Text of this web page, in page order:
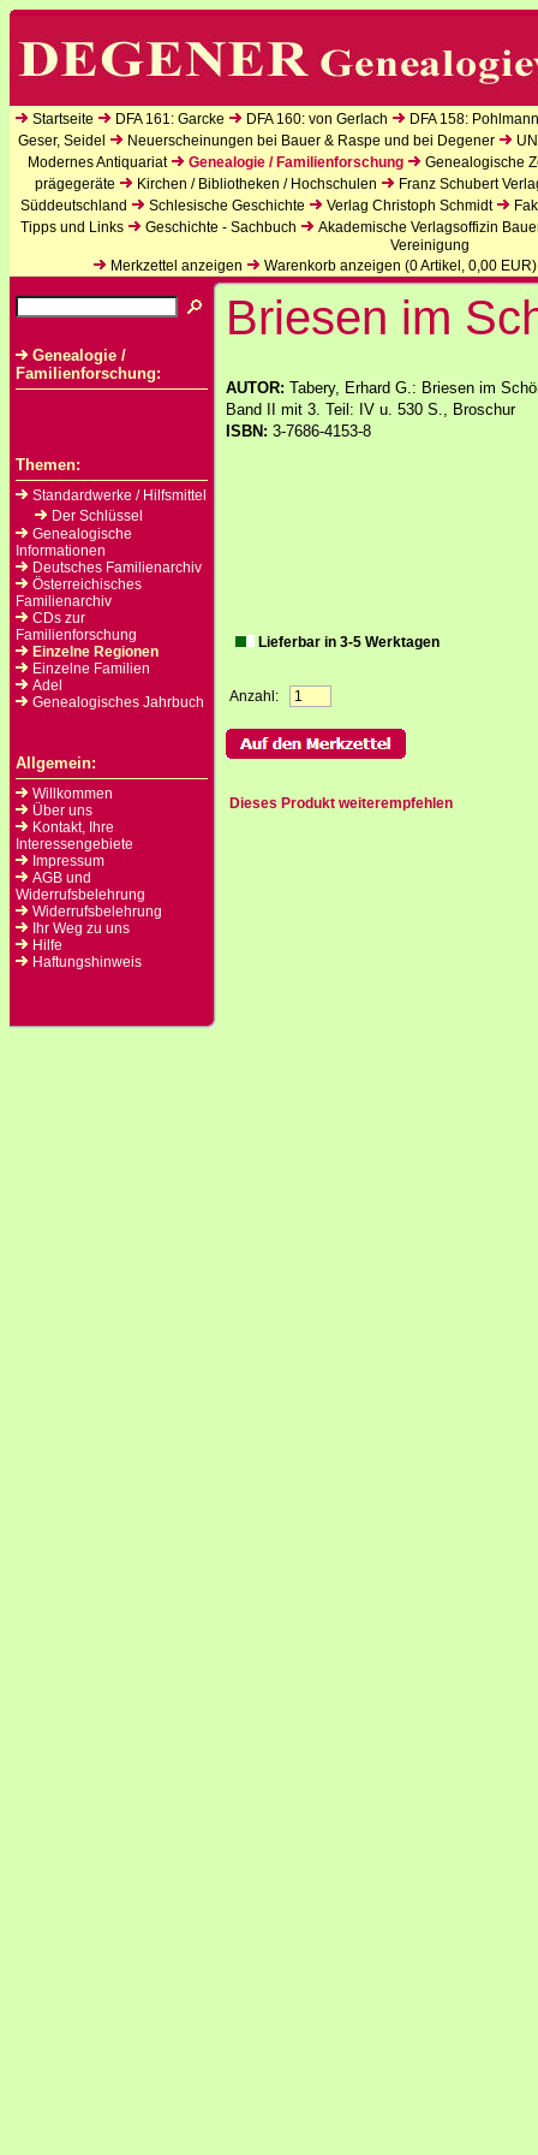
Startseite DFA 161: Garcke DFA 160: von Gerlach
DFA 158:
Geser, Seidel
Neuerscheinungen bei Bauer & Raspe und bei Degener
Modernes Antiquariat
Genealogie / Familienforschung
Genealogische
prägegeräte
Kirchen / Bibliotheken / Hochschulen
Franz Schubert
Süddeutschland
Schlesische Geschichte Verlag Christoph Schmidt
Tipps und Links
Geschichte - Sachbuch
Akademische Verlagsoffizin
Vereinigung
Merkzettel anzeigen
Warenkorb anzeigen (0Artikel, 0,00 EUR)
Genealogie /
Familienforschung:
Themen:
Standardwerke / Hilfsmittel
Der Schlüssel
Genealogische
Informationen
Deutsches Familienarchiv
Österreichisches
Familienarchiv
CDs zur
Familienforschung
Einzelne Regionen
Einzelne Familien
Adel
Genealogisches Jahrbuch
Allgemein:
Willkommen
Über uns
Kontakt, Ihre
Interessengebiete
Impressum
AGB und
Widerrufsbelehrung
Widerrufsbelehrung
Ihr Weg zu uns
Hilfe
Haftungshinweis
Briesen im
AUTOR: Tabery, Erhard G.: Briesen im
Band II mit 3. Teil: IV u. 530 S., Broschur
ISBN: 3-7686-4153-8
Lieferbar in 3-5 Werktagen
Anzahl:
Dieses Produkt weiterempfehlen